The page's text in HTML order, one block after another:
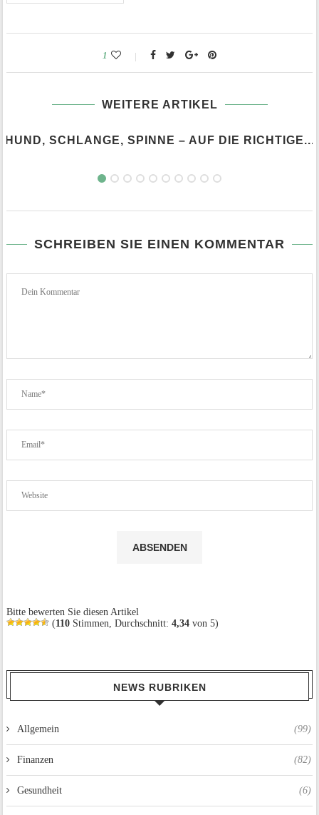
1
WEITERE ARTIKEL
HUND, SCHLANGE, SPINNE – AUF DIE RICHTIGE...
SCHREIBEN SIE EINEN KOMMENTAR
Bitte bewerten Sie diesen Artikel
(110Stimmen, Durchschnitt: 4,34von 5)
NEWS RUBRIKEN
Allgemein (99)
Finanzen (82)
Gesundheit (6)